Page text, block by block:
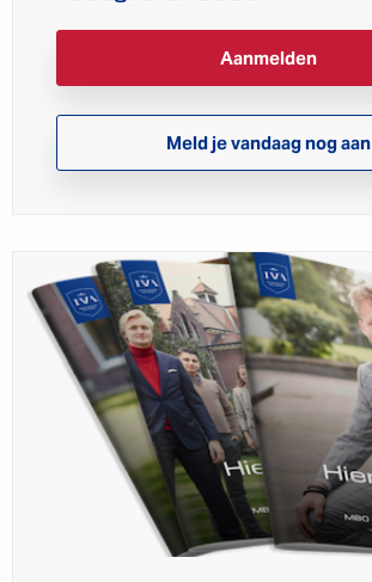
Aanmelden
Meld je vandaag nog aan